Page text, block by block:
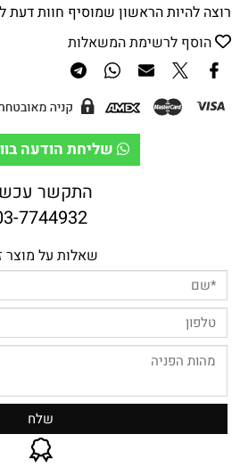
רוצה להיות הראשון שמוסיף חוות דעת
הוסף לרשימת המשאלות
שליחת הודעה
התקשר
7744932
שאלות על מוצר